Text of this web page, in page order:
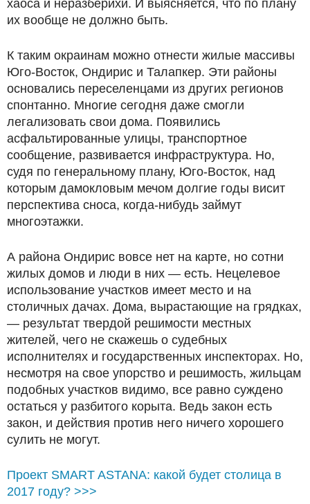
хаоса и неразберихи. И выясняется, что по плану
их вообще не должно быть.
К таким окраинам можно отнести жилые массивы
Юго-Восток, Ондирис и Талапкер. Эти районы
основались переселенцами из других регионов
спонтанно. Многие сегодня даже смогли
легализовать свои дома. Появились
асфальтированные улицы, транспортное
сообщение, развивается инфраструктура. Но,
судя по генеральному плану, Юго-Восток, над
которым дамокловым мечом долгие годы висит
перспектива сноса, когда-нибудь займут
многоэтажки.
А района Ондирис вовсе нет на карте, но сотни
жилых домов и люди в них — есть. Нецелевое
использование участков имеет место и на
столичных дачах. Дома, вырастающие на грядках,
— результат твердой решимости местных
жителей, чего не скажешь о судебных
исполнителях и государственных инспекторах. Но,
несмотря на свое упорство и решимость, жильцам
подобных участков видимо, все равно суждено
остаться у разбитого корыта. Ведь закон есть
закон, и действия против него ничего хорошего
сулить не могут.
Проект SMART ASTANA: какой будет столица в
2017 году? >>>